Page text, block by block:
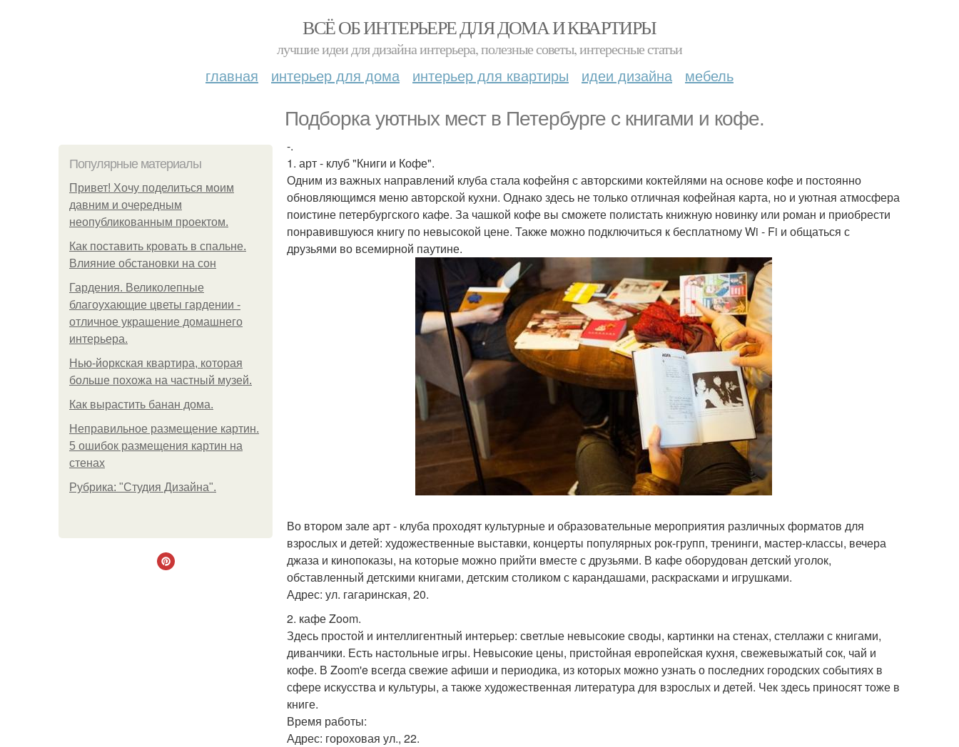
ВСЁ ОБ ИНТЕРЬЕРЕ ДЛЯ ДОМА И КВАРТИРЫ
лучшие идеи для дизайна интерьера, полезные советы, интересные статьи
главная интерьер для дома интерьер для квартиры идеи дизайна мебель
Подборка уютных мест в Петербурге с книгами и кофе.
Популярные материалы
Привет! Хочу поделиться моим
давним и очередным
неопубликованным проектом.
Как поставить кровать в спальне.
Влияние обстановки на сон
Гардения. Великолепные
благоухающие цветы гардении -
отличное украшение домашнего
интерьера.
Нью-йоркская квартира, которая
больше похожа на частный музей.
Как вырастить банан дома.
Неправильное размещение картин.
5 ошибок размещения картин на
стенах
Рубрика: "Студия Дизайна".
-.
1. арт - клуб "Книги и Кофе".
Одним из важных направлений клуба стала кофейня с авторскими коктейлями на основе кофе и постоянно
обновляющимся меню авторской кухни. Однако здесь не только отличная кофейная карта, но и уютная атмосфера
поистине петербургского кафе. За чашкой кофе вы сможете полистать книжную новинку или роман и приобрести
понравившуюся книгу по невысокой цене. Также можно подключиться к бесплатному Wi - Fi и общаться с
друзьями во всемирной паутине.
Во втором зале арт - клуба проходят культурные и образовательные мероприятия различных форматов для
взрослых и детей: художественные выставки, концерты популярных рок-групп, тренинги, мастер-классы, вечера
джаза и кинопоказы, на которые можно прийти вместе с друзьями. В кафе оборудован детский уголок,
обставленный детскими книгами, детским столиком с карандашами, раскрасками и игрушками.
Адрес: ул. гагаринская, 20.
2. кафе Zoom.
Здесь простой и интеллигентный интерьер: светлые невысокие своды, картинки на стенах, стеллажи с книгами,
диванчики. Есть настольные игры. Невысокие цены, пристойная европейская кухня, свежевыжатый сок, чай и
кофе. В Zoom'e всегда свежие афиши и периодика, из которых можно узнать о последних городских событиях в
сфере искусства и культуры, а также художественная литература для взрослых и детей. Чек здесь приносят тоже в
книге.
Время работы:
Адрес: гороховая ул., 22.